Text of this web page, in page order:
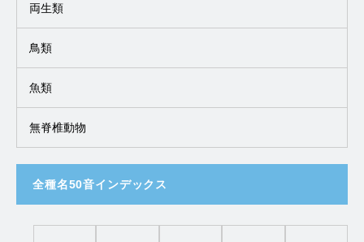
両生類
鳥類
魚類
無脊椎動物
全種名50音インデックス